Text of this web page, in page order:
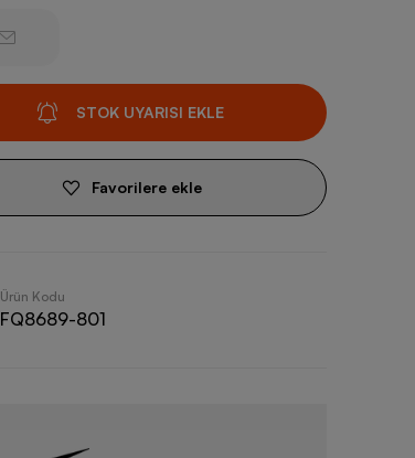
STOK UYARISI EKLE
Favorilere ekle
Ürün Kodu
FQ8689-801